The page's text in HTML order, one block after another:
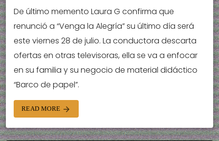
De último memento Laura G confirma que
renunció a “Venga la Alegría” su último día será
este viernes 28 de julio. La conductora descarta
ofertas en otras televisoras, ella se va a enfocar
en su familia y su negocio de material didáctico
“Barco de papel”.
READ MORE arrow_forward